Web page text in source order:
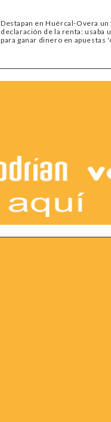
Destapan en Huércal-Overa
declaración de la renta: usaba
para ganar dinero en apuestas